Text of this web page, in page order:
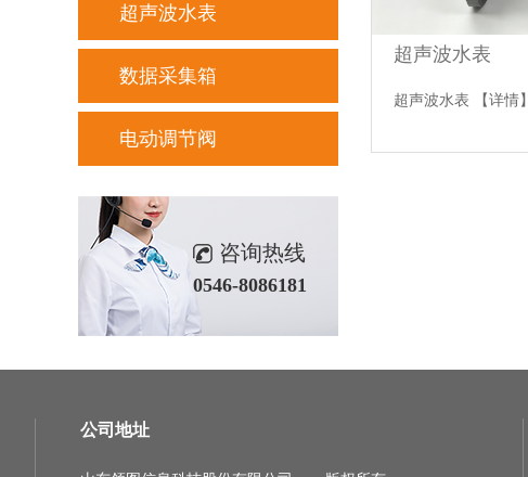
超声波水表
数据采集箱
电动调节阀
咨询热线
0546-8086181
超声波水表
超声波水表 【详情】
公司地址